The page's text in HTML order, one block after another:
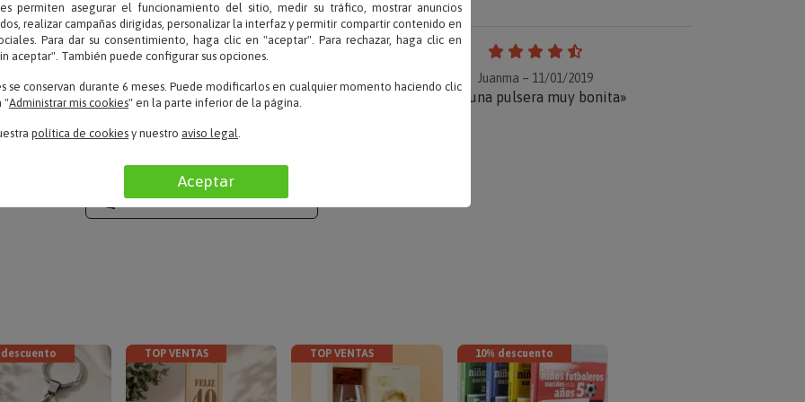
«Súper contenta con la compra»
Juanma – 11/01/2019
«Es una pulsera muy bonita»
LEER TODAS LAS OPINIONES
descuento TOP VENTAS TOP VENTAS 10% descuento
permiten asegurar el funcionamiento del sitio, medir su tráfico, mostrar anuncios
realizar campañas dirigidas, personalizar la interfaz y permitir compartir contenido en
Para dar su consentimiento, haga clic en "aceptar". Para rechazar, haga clic en
aceptar". También puede configurar sus opciones.
se conservan durante 6 meses. Puede modificarlos en cualquier momento haciendo clic
"Administrar mis cookies" en la parte inferior de la página.
política de cookies y nuestro aviso legal
Aceptar